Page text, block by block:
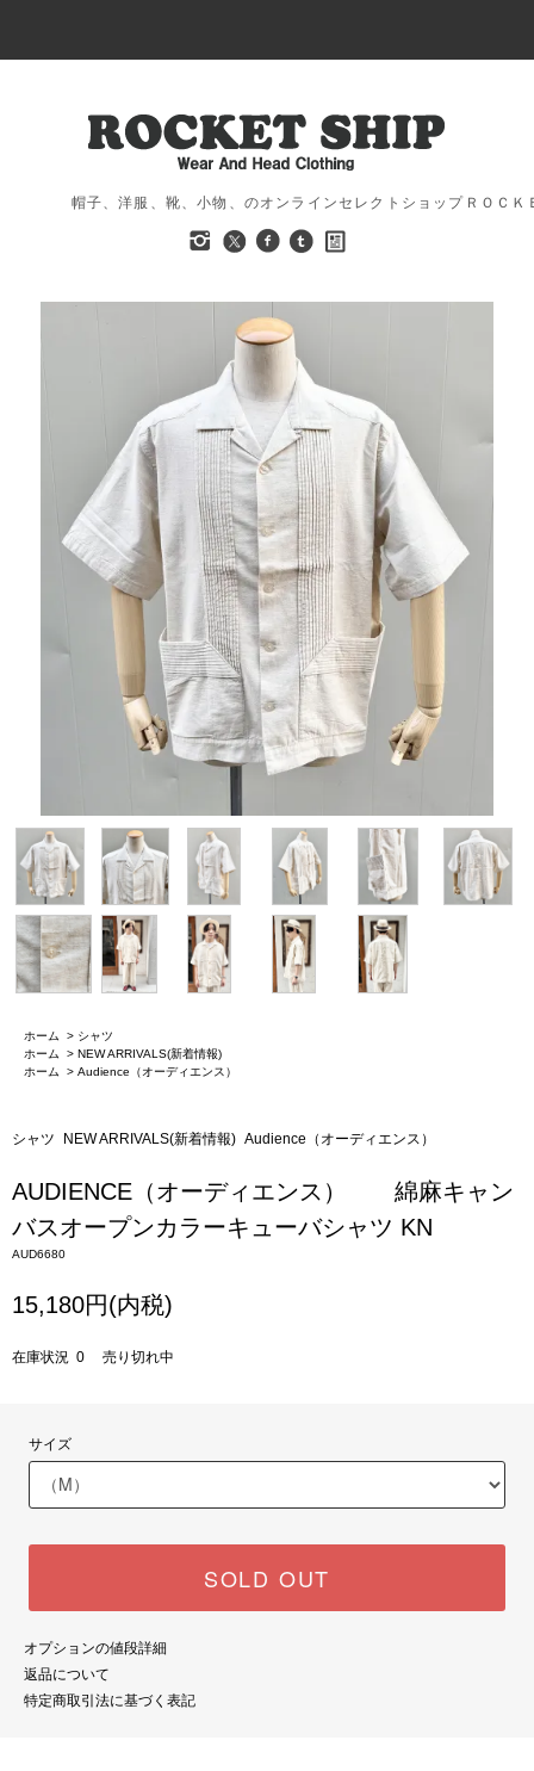
帽子、洋服、靴、小物、のオンラインセレクトショップＲＯＣ
ホーム > シャツ
ホーム
> NEW ARRIVALS(新着情報)
ホーム
> Audience（オーディエンス）
シャツ NEW ARRIVALS(新着情報) Audience（オーディエンス）
AUDIENCE（オーディエンス） 綿麻キャン
バスオープンカラーキューバシャツ KN
AUD6680
15,180円(内税)
在庫状況 0 売り切れ中
サイズ
SOLD OUT
オプションの値段詳細
返品について
特定商取引法に基づく表記